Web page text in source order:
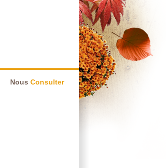
Nous Consulter